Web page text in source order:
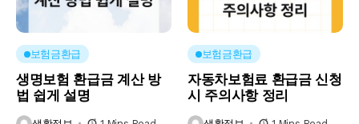
보험금환급
생명보험 환급금 계산 방
법 쉽게 설명
보험금환급
자동차보험료 환급금 신청
시 주의사항 정리